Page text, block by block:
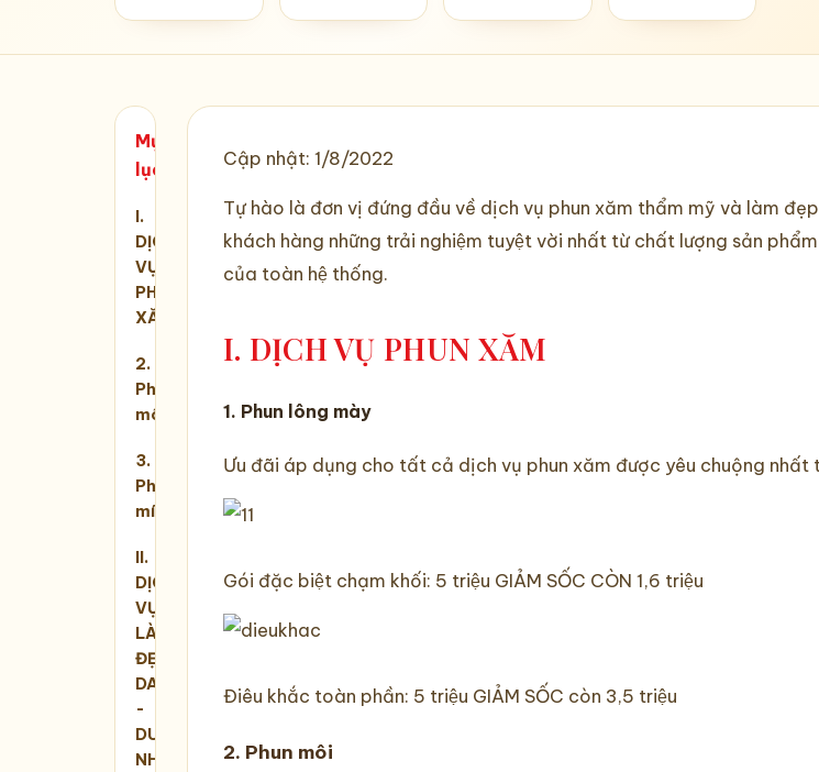
Mục
lục
I.
DỊCH
VỤ
PHUN
XĂM
2.
Phun
môi
3.
Phun
mí
II.
DỊCH
VỤ
LÀM
ĐẸP
DA
-
DUY
NHẤT
Cập nhật: 1/8/2022
Tự hào là đơn vị đứng đầu về dịch vụ phun xăm thẩm mỹ và làm
khách hàng những trải nghiệm tuyệt vời nhất từ chất lượng sản
của toàn hệ thống.
I. DỊCH VỤ PHUN XĂM
1. Phun lông mày
Ưu đãi áp dụng cho tất cả dịch vụ phun xăm được yêu chuộng nhất
Gói đặc biệt chạm khối: 5 triệu GIẢM SỐC CÒN 1,6 triệu
Điêu khắc toàn phần: 5 triệu GIẢM SỐC còn 3,5 triệu
2. Phun môi